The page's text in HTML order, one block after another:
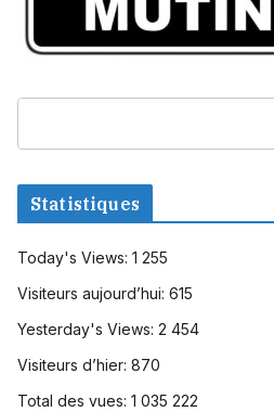
Statistiques
Today's Views: 1 255
Visiteurs aujourd’hui: 615
Yesterday's Views: 2 454
Visiteurs d’hier: 870
Total des vues: 1 035 222